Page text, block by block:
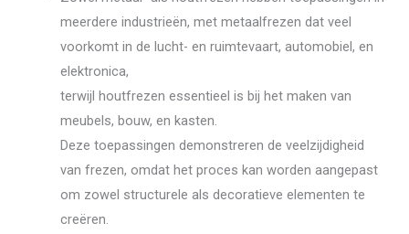
meerdere industrieën, met metaalfrezen dat veel
voorkomt in de lucht- en ruimtevaart, automobiel, en
elektronica,
terwijl houtfrezen essentieel is bij het maken van
meubels, bouw, en kasten.
Deze toepassingen demonstreren de veelzijdigheid
van frezen, omdat het proces kan worden aangepast
om zowel structurele als decoratieve elementen te
creëren.